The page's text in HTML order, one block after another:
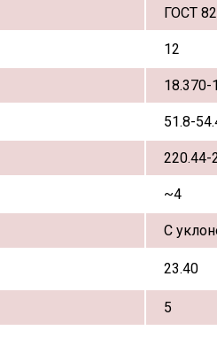
ГОСТ
12
18.370-
51.8-
220.44-
~4
С
23.40
5